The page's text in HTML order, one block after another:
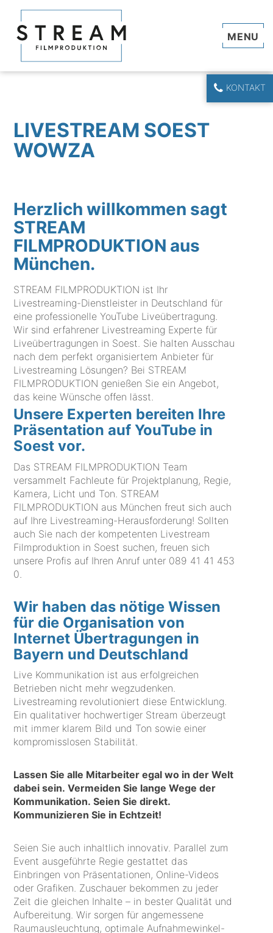
KONTAKT
LIVESTREAM SOEST
WOWZA
Herzlich willkommen sagt
STREAM
FILMPRODUKTION aus
München.
STREAM FILMPRODUKTION ist Ihr
Livestreaming-Dienstleister in Deutschland für
eine professionelle YouTube Liveübertragung.
Wir sind erfahrener Livestreaming Experte für
Liveübertragungen in Soest. Sie halten Ausschau
nach dem perfekt organisiertem Anbieter für
Livestreaming Lösungen? Bei STREAM
FILMPRODUKTION genießen Sie ein Angebot,
das keine Wünsche offen lässt.
Unsere Experten bereiten Ihre
Präsentation auf YouTube in
Soest vor.
Das STREAM FILMPRODUKTION Team
versammelt Fachleute für Projektplanung, Regie,
Kamera, Licht und Ton. STREAM
FILMPRODUKTION aus München freut sich auch
auf Ihre Livestreaming-Herausforderung! Sollten
auch Sie nach der kompetenten Livestream
Filmproduktion in Soest suchen, freuen sich
unsere Profis auf Ihren Anruf unter 089 41 41 453
0
Wir haben das nötige Wissen
für die Organisation von
Internet Übertragungen in
Bayern und Deutschland
Live Kommunikation ist aus erfolgreichen
Betrieben nicht mehr wegzudenken.
Livestreaming revolutioniert diese Entwicklung.
Ein qualitativer hochwertiger Stream überzeugt
mit immer klarem Bild und Ton sowie einer
kompromisslosen Stabilität.
Lassen Sie alle Mitarbeiter egal wo in der Welt
dabei sein. Vermeiden Sie lange Wege der
Kommunikation. Seien Sie direkt.
Kommunizieren Sie in Echtzeit!
Seien Sie auch inhaltlich innovativ. Parallel zum
Event ausgeführte Regie gestattet das
Einbringen von Präsentationen, Online-Videos
oder Grafiken. Zuschauer bekommen zu jeder
Zeit die gleichen Inhalte – in bester Qualität und
Aufbereitung. Wir sorgen für angemessene
Raumausleuchtung, optimale Aufnahmewinkel-